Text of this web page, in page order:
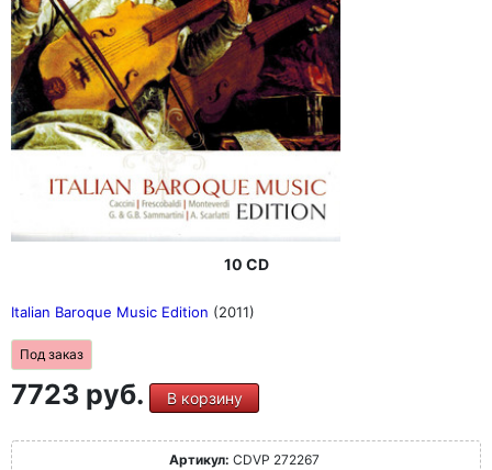
10 CD
Italian Baroque Music Edition (2011)
Под заказ
7723 руб. В корзину
Артикул: CDVP 272267